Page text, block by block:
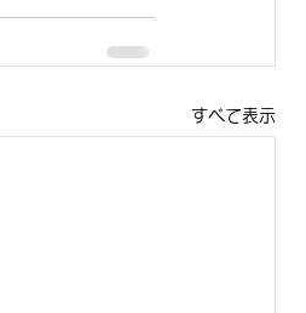
すべて表示